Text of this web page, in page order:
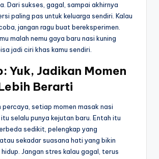
Dari sukses, gagal, sampai akhirnya
paling pas untuk keluarga sendiri. Kalau
jangan ragu buat bereksperimen.
malah nemu gaya baru nasi kuning
jadi ciri khas kamu sendiri.
Yuk, Jadikan Momen
Berarti
percaya, setiap momen masak nasi
selalu punya kejutan baru. Entah itu
sedikit, pelengkap yang
sekadar suasana hati yang bikin
Jangan stres kalau gagal, terus